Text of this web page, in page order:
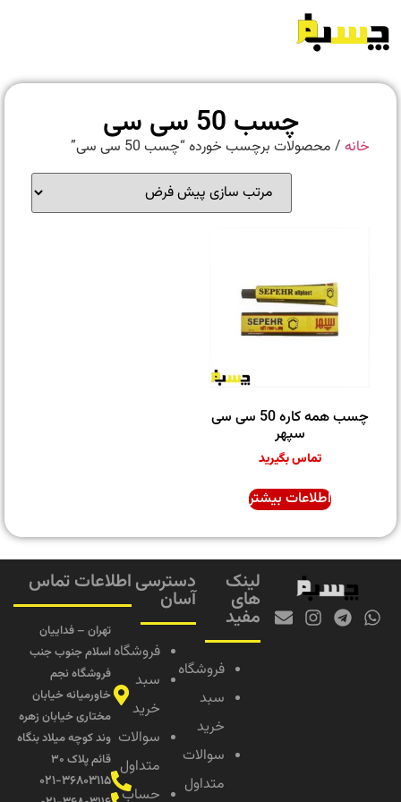
چسب 50 سی سی
خانه/ محصولات برچسب خورده “چسب 50 سی سی”
چسب همه کاره 50 سی سی
سپهر
تماس بگیرید
اطلاعات بیشتر
لینک
های
مفید
فروشگاه
سبد
خرید
سوالات
متداول
دسترسی
آسان
فروشگاه
سبد
خرید
سوالات
متداول
حساب
اطلاعات تماس
تهران – فداییان
اسلام جنوب جنب
فروشگاه نجم
خاورمیانه خیابان
مختاری خیابان زهره
وند کوچه میلاد بنگاه
قائم پلاک ۳۰
۰۲۱-۳۶۸۰۳۱۱۵